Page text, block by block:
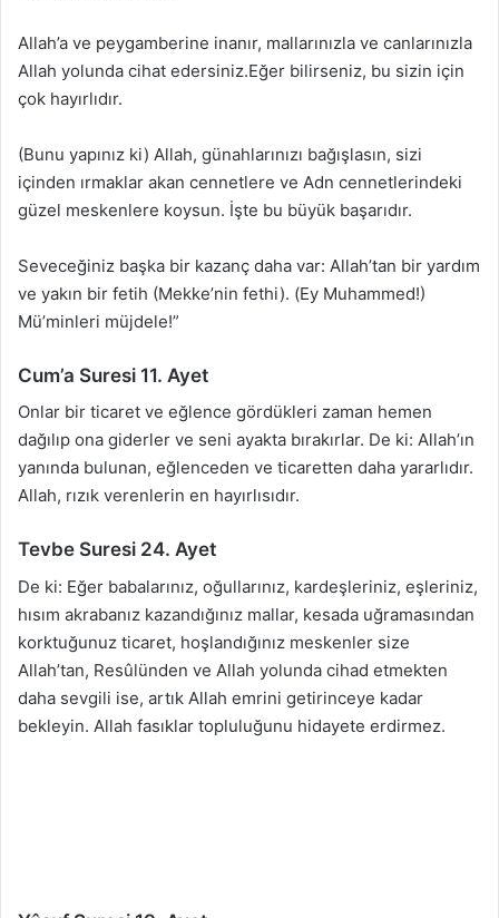
Allah’a ve peygamberine inanır, mallarınızla ve canlarınızla
Allah yolunda cihat edersiniz.Eğer bilirseniz, bu sizin için
çok hayırlıdır.
(Bunu yapınız ki) Allah, günahlarınızı bağışlasın, sizi
içinden ırmaklar akan cennetlere ve Adn cennetlerindeki
güzel meskenlere koysun. İşte bu büyük başarıdır.
Seveceğiniz başka bir kazanç daha var: Allah’tan bir yardım
ve yakın bir fetih (Mekke’nin fethi). (Ey Muhammed!)
Mü’minleri müjdele!”
Cum’a Suresi 11. Ayet
Onlar bir ticaret ve eğlence gördükleri zaman hemen
dağılıp ona giderler ve seni ayakta bırakırlar. De ki: Allah’ın
yanında bulunan, eğlenceden ve ticaretten daha yararlıdır.
Allah, rızık verenlerin en hayırlısıdır.
Tevbe Suresi 24. Ayet
De ki: Eğer babalarınız, oğullarınız, kardeşleriniz, eşleriniz,
hısım akrabanız kazandığınız mallar, kesada uğramasından
korktuğunuz ticaret, hoşlandığınız meskenler size
Allah’tan, Resûlünden ve Allah yolunda cihad etmekten
daha sevgili ise, artık Allah emrini getirinceye kadar
bekleyin. Allah fasıklar topluluğunu hidayete erdirmez.